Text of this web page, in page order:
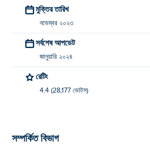
মুক্তির তারিখ
নভেম্বর ২০২৩
সর্বশেষ আপডেট
জানুয়ারি ২০২৪
রেটিং
4.4 (28,177 ভোটস)
সম্পর্কিত বিভাগ